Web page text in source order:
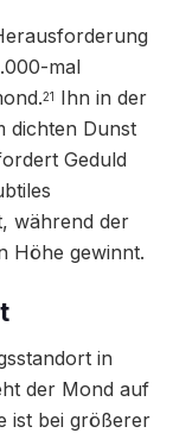
mal
21 Ihn in der
dichten Dunst
Geduld
während der
Höhe gewinnt.
in
der Mond auf
ist bei größerer